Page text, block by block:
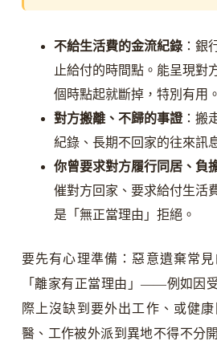
不給生活費的金流紀錄：銀
止給付的時間點。能呈現對
個時點起就斷掉，特別有用。
對方搬離、不歸的事證：搬
紀錄、長期不回家的往來訊
你曾要求對方履行同居、負
催對方回家、要求給付生活
是「無正當理由」拒絕。
要先有心理準備：惡意遺棄常
「離家有正當理由」——例如因
際上沒缺到要外出工作、或健
醫、工作被外派到異地不得不分